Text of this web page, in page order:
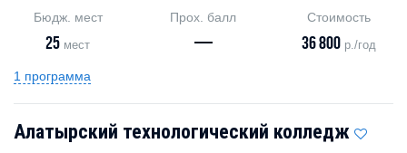
Бюдж. мест
25 мест
Прох. балл
—
Стоимость
36 800 р./год
1 программа
Алатырский технологический колледж